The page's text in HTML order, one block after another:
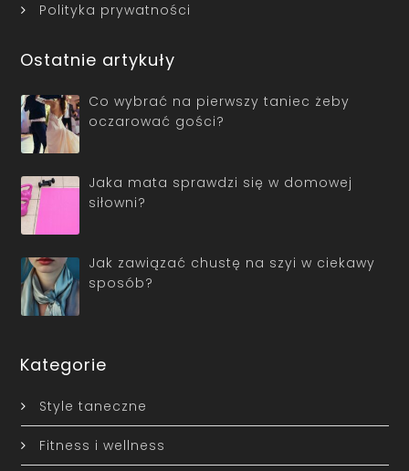
Polityka prywatności
Ostatnie artykuły
Co wybrać na pierwszy taniec żeby
oczarować gości?
Jaka mata sprawdzi się w domowej
siłowni?
Jak zawiązać chustę na szyi w ciekawy
sposób?
Kategorie
Style taneczne
Fitness i wellness